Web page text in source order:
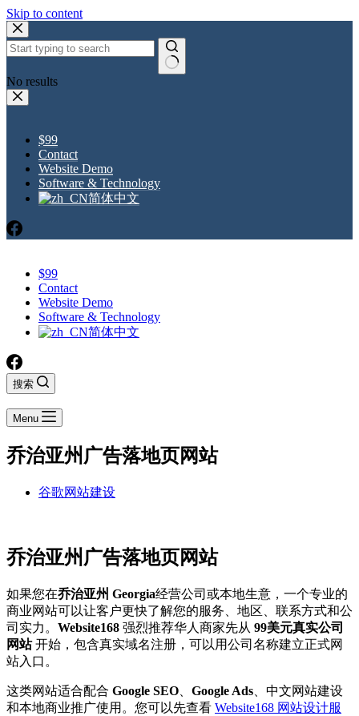
Skip to content
No results
$99
Contact
Website Demo
Software & Technology
简体中文
$99
Contact
Website Demo
Software & Technology
简体中文
搜索
Menu
乔治亚州广告落地页网站
谷歌网站建设
乔治亚州广告落地页网站
如果您在乔治亚州 Georgia经营公司或本地生意，一个专业的
商业网站可以让客户更快了解您的服务、地区、联系方式和公
司实力。 Website168 强烈推荐华人商家先从 99美元真实公司
网站开始，包含真实域名注册，可以用公司名称建立正式网
站入口。
这类网站适合配合 Google SEO Google Ads 、中文网站建设
和本地商业推广使用。您可以先查看 Website168 网站设计服